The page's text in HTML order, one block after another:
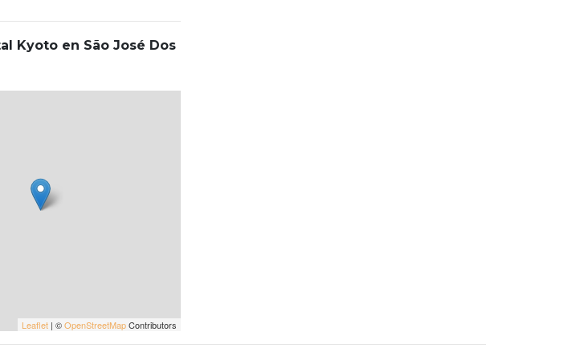
Kyoto en São José Dos
Leaflet | ©OpenStreetMapContributors